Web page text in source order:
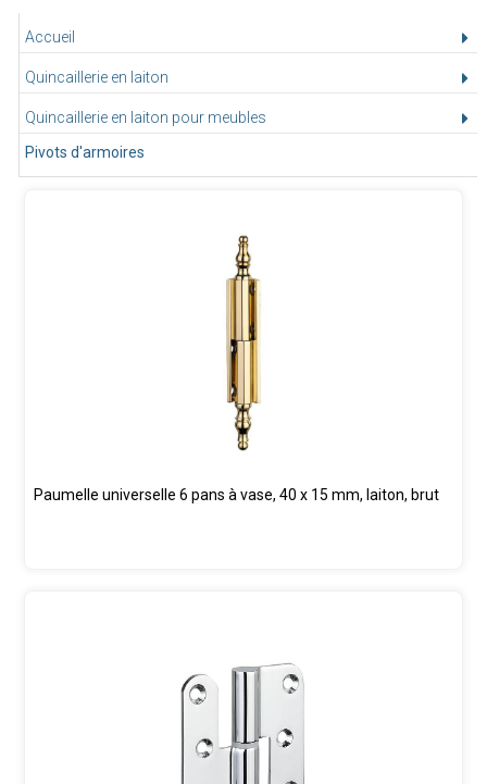
Accueil
Quincaillerie en laiton
Quincaillerie en laiton pour meubles
Pivots d'armoires
Paumelle universelle 6 pans à vase, 40 x 15 mm, laiton, brut